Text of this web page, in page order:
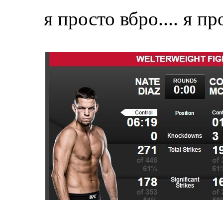
я просто вбро.... я